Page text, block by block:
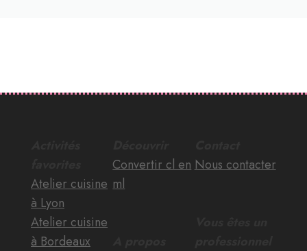
Atelier cuisine
à Lyon
Atelier cuisine
à Bordeaux
Convertir cl en
ml
Nous contacter